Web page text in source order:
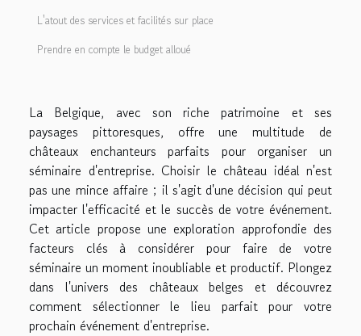
L'atout des services et facilités sur place
Prendre en compte le budget alloué
La Belgique, avec son riche patrimoine et ses
paysages pittoresques, offre une multitude de
châteaux enchanteurs parfaits pour organiser un
séminaire d'entreprise. Choisir le château idéal n'est
pas une mince affaire ; il s'agit d'une décision qui peut
impacter l'efficacité et le succès de votre événement.
Cet article propose une exploration approfondie des
facteurs clés à considérer pour faire de votre
séminaire un moment inoubliable et productif. Plongez
dans l'univers des châteaux belges et découvrez
comment sélectionner le lieu parfait pour votre
prochain événement d'entreprise.